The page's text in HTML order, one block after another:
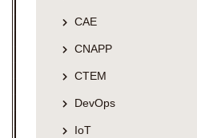
CAE
CNAPP
CTEM
DevOps
IoT